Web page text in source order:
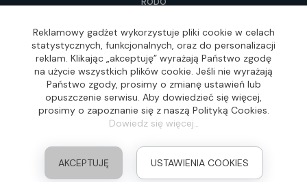
Regulamin
Lokalne Gadżety Reklamowe
Jak zamawiać?
Słownik pojęć
FAQ
Realizacja: Idea4Me.pl, Wszelkie prawa zastrzeżone
Reklamowy gadżet wykorzystuje pliki cookie w celach
statystycznych, funkcjonalnych, oraz do personalizacji
reklam. Klikając „akceptuję” wyrażają Państwo zgodę
na użycie wszystkich plików cookie. Jeśli nie wyrażają
Państwo zgody, prosimy o zmianę ustawień lub
opuszczenie serwisu. Aby dowiedzieć się więcej,
prosimy o zapoznanie się z naszą Polityką Cookies.
Dowiedz się więcej..
AKCEPTUJĘ USTAWIENIA COOKIES